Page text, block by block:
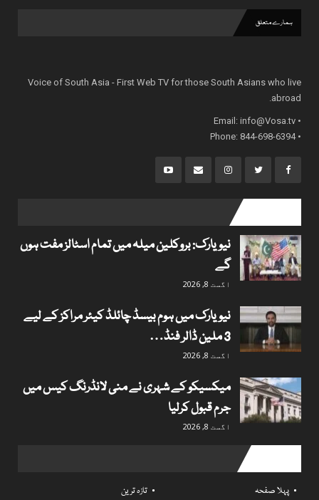
ہمارے متعلق
Voice of South Asia - First Web TV for those South Asians who live
abroad.
• Email:
info@Vosa.tv
• Phone: 844-698-6394
نیویارک: بروکلین میلہ میں تمام اسٹالز مفت ہوں
گے
اگست 8, 2026
نیویارک میں ہوم بیسڈ چائلڈ کیئر مراکز کے لیے
3 ملین ڈالر فنڈ…
اگست 8, 2026
میکسیکو کے شہری نے منی لانڈرنگ کیس میں
جرم قبول کرلیا
اگست 8, 2026
پہلا صفحہ تازہ ترین